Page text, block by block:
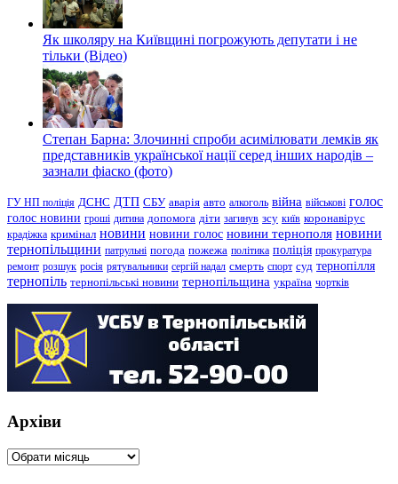
Як школяру на Київщині погрожують депутати і не
тільки (Відео)
Степан Барна: Злочинні спроби асимілювати лемків як
представників української нації серед інших народів –
зазнали фіаско (фото)
ГУ НП поліція ДСНС ДТП СБУ аварія авто алкоголь війна військові голос
голос новини гроші дитина допомога діти загинув зсу київ коронавірус
крадіжка кримінал новини новини голос новини тернополя новини
тернопільщини патрульні погода пожежа політика поліція прокуратура
ремонт розшук росія рятувальники сергій надал смерть спорт суд тернопілля
тернопіль тернопільські новини тернопільщина україна чортків
Архіви
Архіви